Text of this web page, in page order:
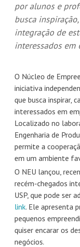
por alunos e
busca
integração de
interessados em
O Núcleo de
iniciativa
que busca inspirar,
interessados em
Localizado no
Engenharia de
permite a
em um ambiente
O NEU lançou,
recém-chegados
USP, que pode ser
link. Ele apresenta
pequenos
quiser encarar os
negócios.